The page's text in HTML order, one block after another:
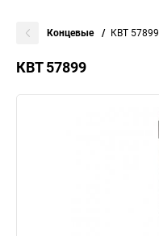
Концевые КВТ 57899
КВТ 57899